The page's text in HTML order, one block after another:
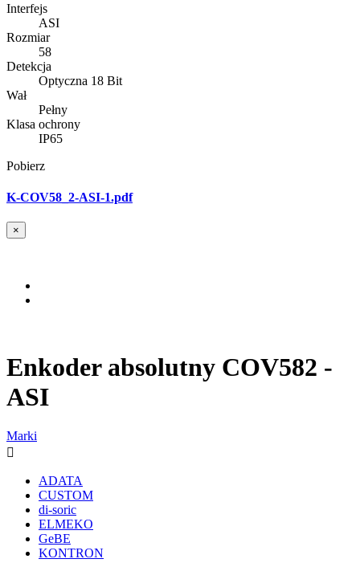
Interfejs
ASI
Rozmiar
58
Detekcja
Optyczna 18 Bit
Wał
Pełny
Klasa ochrony
IP65
Pobierz
K-COV58_2-ASI-1.pdf
×
Enkoder absolutny COV582 -
ASI
Marki

ADATA
CUSTOM
di-soric
ELMEKO
GeBE
KONTRON